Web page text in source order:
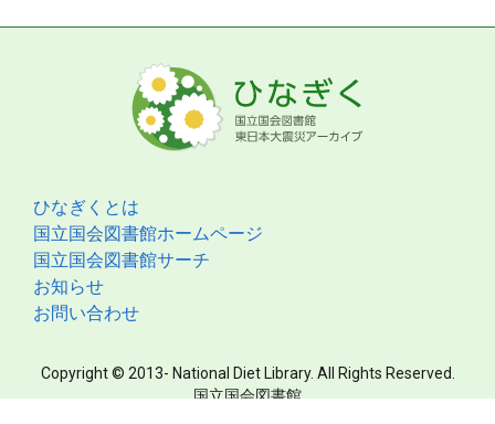
ひなぎくとは
国立国会図書館ホームページ
国立国会図書館サーチ
お知らせ
お問い合わせ
Copyright © 2013- National Diet Library. All Rights Reserved.